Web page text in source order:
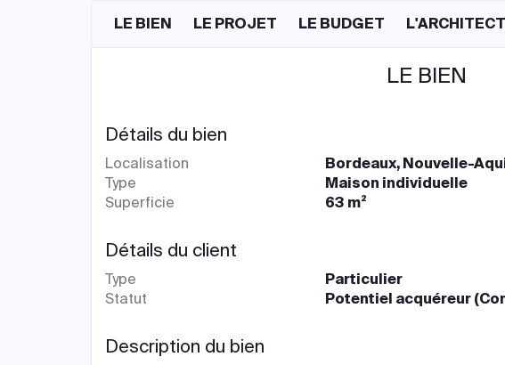
LE BIEN LE PROJET LE BUDGET
LE BIEN
Détails du bien
Localisation
Bordeaux, Nouvelle-
Type
Maison individuelle
Superficie
63 m²
Détails du client
Type
Particulier
Statut
Potentiel acquéreur
Description du bien